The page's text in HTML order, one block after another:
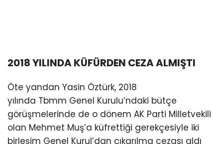
2018 YILINDA KÜFÜRDEN CEZA ALMIŞTI
Öte yandan Yasin Öztürk, 2018
yılında Tbmm Genel Kurulu’ndaki bütçe
görüşmelerinde de o dönem AK Parti Milletvekili
olan Mehmet Muş’a küfrettiği gerekçesiyle iki
birleşim Genel Kurul’dan çıkarılma cezası aldı